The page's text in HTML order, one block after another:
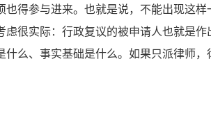
得参与进来。也就是说，不能出现这样
很实际：行政复议的被申请人也就是作
么、事实基础是什么。如果只派律师，